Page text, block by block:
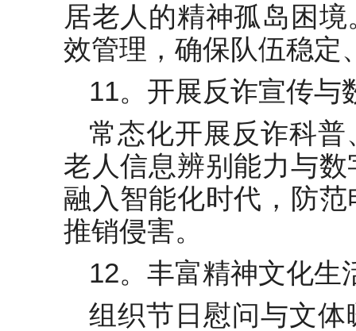
居老人的精神孤岛困
效管理，确保队伍稳定
11。开展反诈宣传与
常态化开展反诈科
老人信息辨别能力与
融入智能化时代，防
推销侵害。
12。丰富精神文化生
组织节日慰问与文